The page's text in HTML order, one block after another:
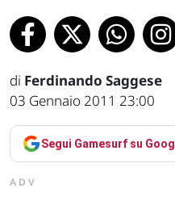
di Ferdinando Saggese
03 Gennaio 2011 23:00
Segui Gamesurf su
ADV